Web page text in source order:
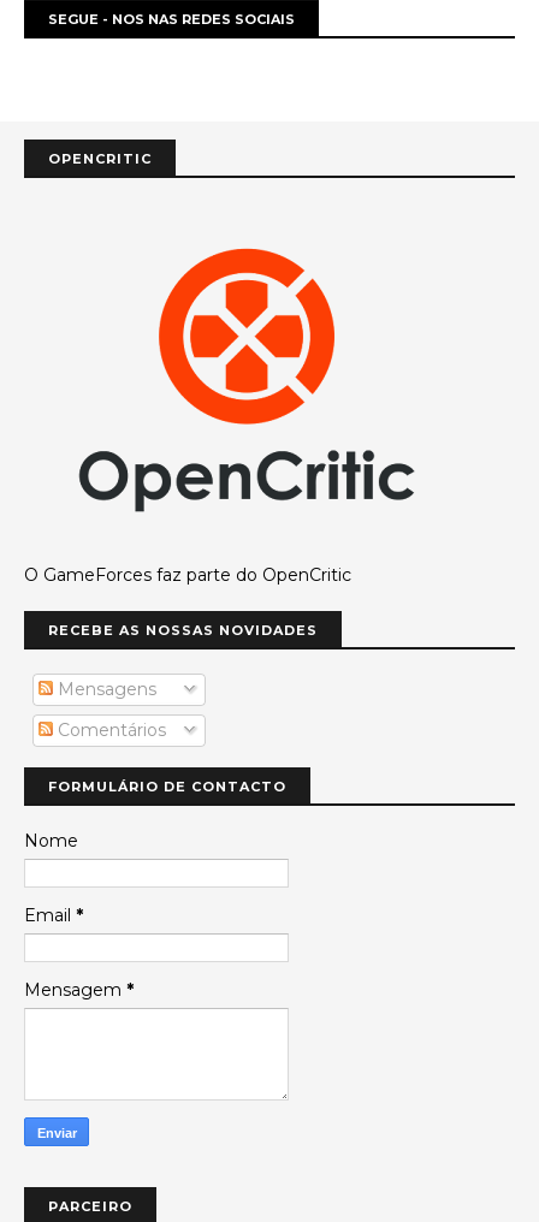
SEGUE - NOS NAS REDES SOCIAIS
OPENCRITIC
O GameForces faz parte do OpenCritic
RECEBE AS NOSSAS NOVIDADES
Mensagens
Comentários
FORMULÁRIO DE CONTACTO
Nome
Email *
Mensagem *
PARCEIRO